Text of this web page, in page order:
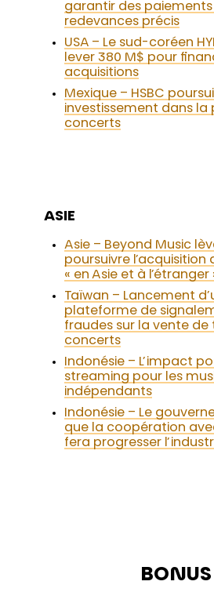
garantir des paiements
redevances précis
USA – Le sud-coréen
lever 380 M$ pour
acquisitions
Mexique – HSBC
investissement dans la
concerts
ASIE
Asie – Beyond Music
poursuivre
« en Asie et à l’étranger
Taïwan – Lancement
plateforme de
fraudes sur la vente de
concerts
Indonésie – L’impact
streaming pour les
indépendants
Indonésie – Le
que la coopération
fera progresser
BONUS